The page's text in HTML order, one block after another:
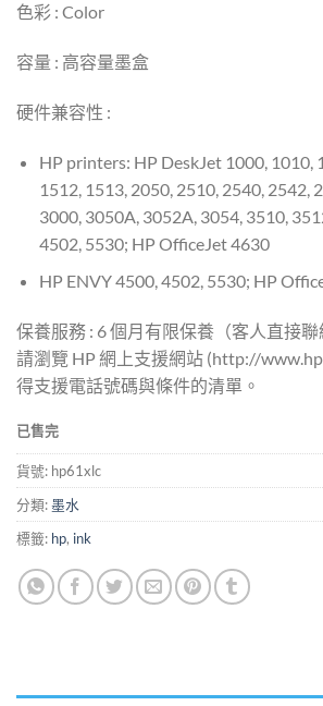
色彩 : Color
容量 : 高容量墨盒
硬件兼容性 :
HP printers: HP DeskJet 1000, 1010,
1512, 1513, 2050, 2510, 2540, 2542,
3000, 3050A, 3052A, 3054, 3510,
4502, 5530; HP OfficeJet 4630
HP ENVY 4500, 4502, 5530; HP
保養服務 : 6 個月有限保養（客人直接聯
請瀏覽 HP 網上支援網站 (http://
得支援電話號碼與條件的清單。
已售完
貨號: hp61xlc
分類:墨水
標籤: hp, ink